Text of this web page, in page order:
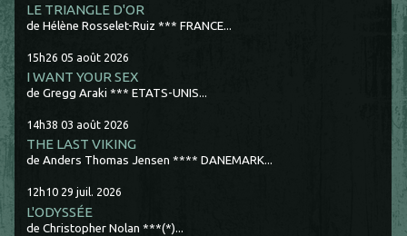
LE TRIANGLE D'OR
de Hélène Rosselet-Ruiz *** FRANCE...
15h26 05 août 2026
I WANT YOUR SEX
de Gregg Araki *** ETATS-UNIS...
14h38 03 août 2026
THE LAST VIKING
de Anders Thomas Jensen **** DANEMARK...
12h10 29 juil. 2026
L'ODYSSÉE
de Christopher Nolan ***(*)...